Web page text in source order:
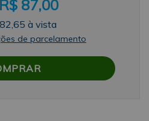
R$ 87,00
à vista
de parcelamento